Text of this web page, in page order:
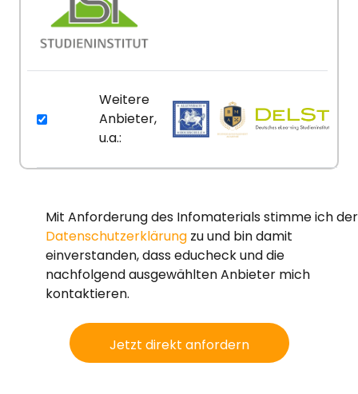
Weitere
Anbieter,
u.a.:
Mit Anforderung des Infomaterials stimme ich der
Datenschutzerklärung zu und bin damit
einverstanden, dass educheck und die
nachfolgend ausgewählten Anbieter mich
kontaktieren.
Jetzt direkt anfordern